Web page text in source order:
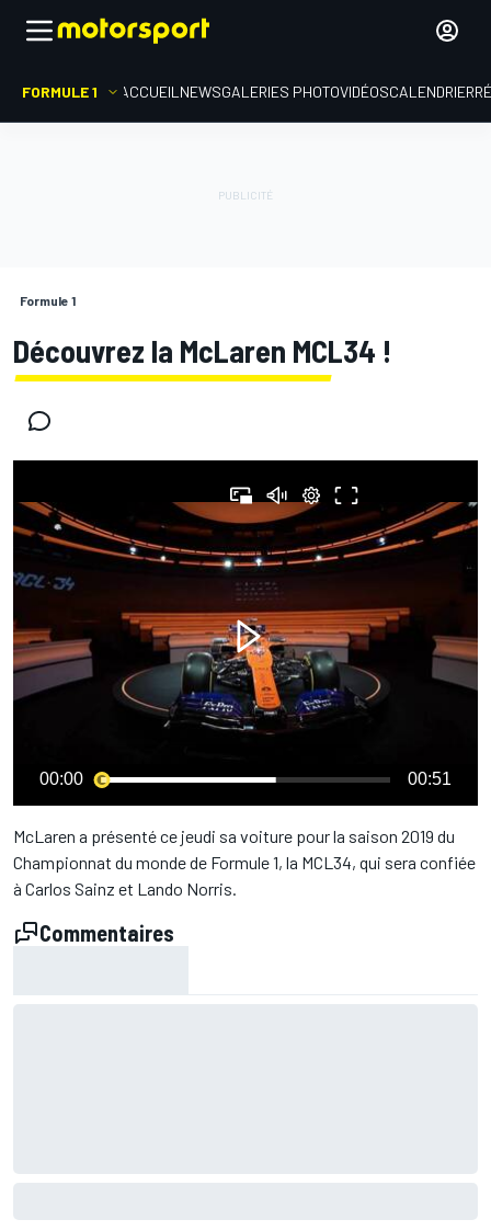
FORMULE 1 ACCUEIL NEWSGALERIES PHOTOVIDÉOSCALENDRIER
Formule 1
Découvrez la McLaren MCL34 !
00:00 00:51
McLaren a présenté ce jeudi sa voiture pour la saison 2019 du
Championnat du monde de Formule 1, la MCL34, qui sera confiée
à Carlos Sainz et Lando Norris.
Commentaires